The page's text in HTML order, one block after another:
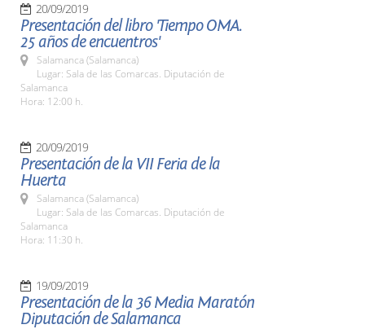
20/09/2019
Presentación del libro 'Tiempo OMA.
25 años de encuentros'
Salamanca (Salamanca)
Lugar: Sala de las Comarcas. Diputación de
Salamanca
Hora: 12:00 h.
20/09/2019
Presentación de la VII Feria de la
Huerta
Salamanca (Salamanca)
Lugar: Sala de las Comarcas. Diputación de
Salamanca
Hora: 11:30 h.
19/09/2019
Presentación de la 36 Media Maratón
Diputación de Salamanca